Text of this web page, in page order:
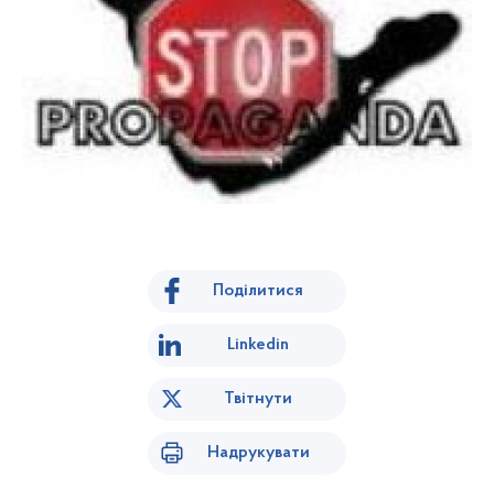
Поділитися
Linkedin
Твітнути
Надрукувати